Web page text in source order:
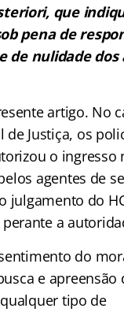
que
pena de
de nulidade dos
artigo. No
de Justiça, os
o ingresso
agentes de
do
a
do
e apreensão
tipo de